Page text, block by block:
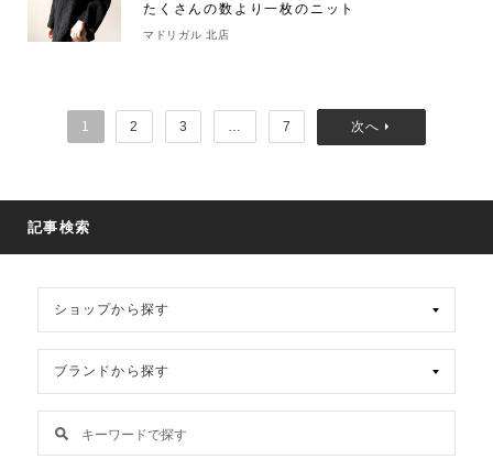
たくさんの数より一枚のニット
マドリガル 北店
1 2 3 … 7
記事検索